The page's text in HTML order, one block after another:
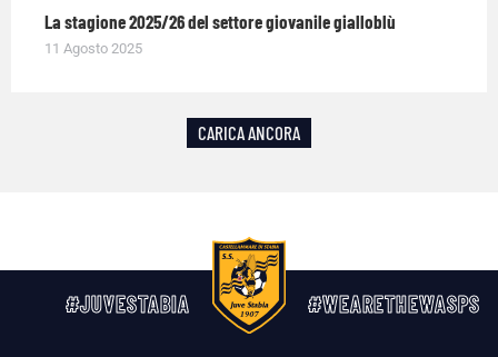
La stagione 2025/26 del settore giovanile gialloblù
11 Agosto 2025
CARICA ANCORA
#JUVESTABIA #WEARETHEWASPS